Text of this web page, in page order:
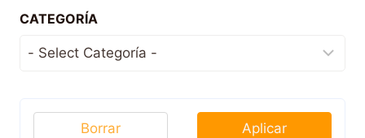
CATEGORÍA
Aplicar
Borrar